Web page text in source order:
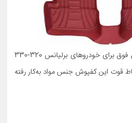
معرفی محصول کفپوش فوق برای خودروهای برلیانس 320-330
قوت این کفپوش جنس مواد به‌کار رفته